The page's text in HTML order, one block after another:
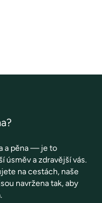
a pěna — je to
úsměv a zdravější vás.
na cestách, naše
navržena tak, aby